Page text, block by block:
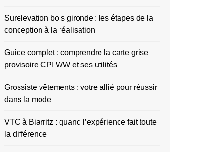
Surelevation bois gironde : les étapes de la
conception à la réalisation
Guide complet : comprendre la carte grise
provisoire CPI WW et ses utilités
Grossiste vêtements : votre allié pour réussir
dans la mode
VTC à Biarritz : quand l’expérience fait toute
la différence